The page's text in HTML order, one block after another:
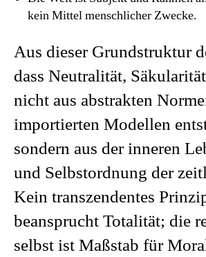
kein Mittel menschlicher Zwecke.
Aus dieser Grundstruktur
dass Neutralität,
nicht aus abstrakten
importierten Modellen
sondern aus der inneren
und Selbstordnung der
Kein transzendentes
beansprucht Totalität; die
selbst ist Maßstab für